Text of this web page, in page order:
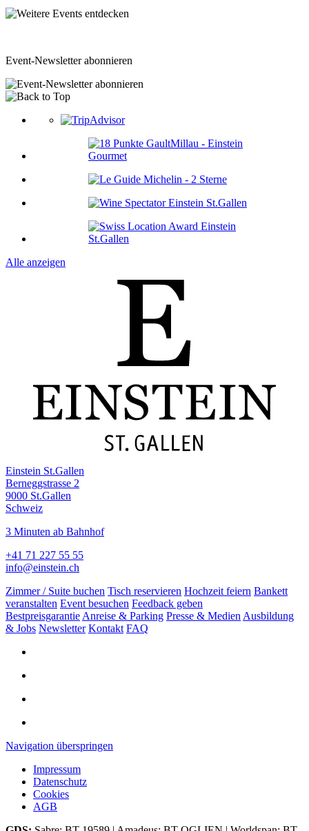
Event-Newsletter abonnieren
Alle anzeigen
Einstein St.Gallen
Berneggstrasse 2
9000 St.Gallen
Schweiz
3 Minuten ab Bahnhof
+41 71 227 55 55
info@einstein.ch
Zimmer / Suite buchen Tisch reservieren Hochzeit feiern Bankett
veranstalten Event besuchen Feedback geben
Bestpreisgarantie Anreise & Parking Presse & Medien Ausbildung
& Jobs Newsletter Kontakt FAQ
Navigation überspringen
Impressum
Datenschutz
Cookies
AGB